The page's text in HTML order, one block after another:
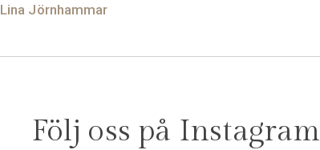
Lina Jörnhammar
Följ oss på Instagram